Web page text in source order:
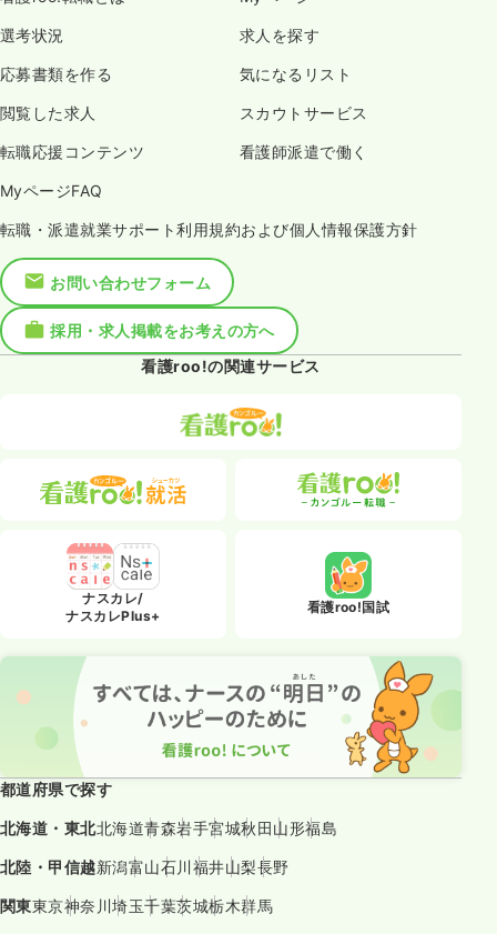
選考状況 求人を探す
応募書類を作る 気になるリスト
閲覧した求人 スカウトサービス
転職応援コンテンツ 看護師派遣で働く
MyページFAQ
転職・派遣就業サポート利用規約および個人情報保護方針
お問い合わせフォーム
採用・求人掲載をお考えの方へ
看護roo!の関連サービス
ナスカレ/
ナスカレPlus+
看護roo!国試
都道府県で探す
北海道・東北北海道青森岩手宮城秋田山形福島
北陸・甲信越新潟富山石川福井山梨長野
関東東京神奈川埼玉千葉茨城栃木群馬